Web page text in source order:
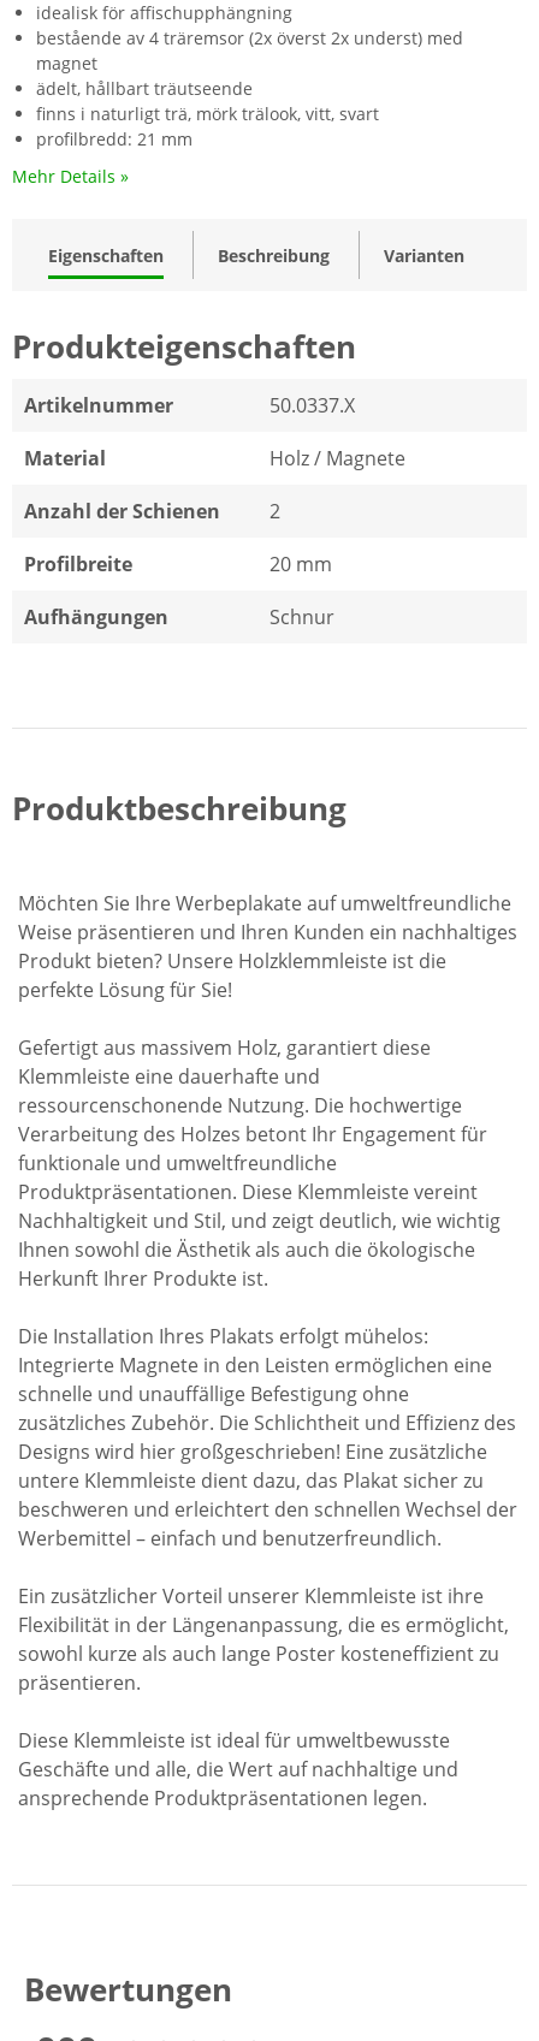
idealisk för affischupphängning
bestående av 4 träremsor (2x överst 2x underst) med
magnet
ädelt, hållbart träutseende
finns i naturligt trä, mörk trälook, vitt, svart
profilbredd: 21 mm
Mehr Details »
Eigenschaften Beschreibung Varianten
Produkteigenschaften
Artikelnummer
50.0337.X
Material
Holz / Magnete
Anzahl der Schienen
2
Profilbreite
20 mm
Aufhängungen
Schnur
Produktbeschreibung
Möchten Sie Ihre Werbeplakate auf umweltfreundliche
Weise präsentieren und Ihren Kunden ein nachhaltiges
Produkt bieten? Unsere Holzklemmleiste ist die
perfekte Lösung für Sie!
Gefertigt aus massivem Holz, garantiert diese
Klemmleiste eine dauerhafte und
ressourcenschonende Nutzung. Die hochwertige
Verarbeitung des Holzes betont Ihr Engagement für
funktionale und umweltfreundliche
Produktpräsentationen. Diese Klemmleiste vereint
Nachhaltigkeit und Stil, und zeigt deutlich, wie wichtig
Ihnen sowohl die Ästhetik als auch die ökologische
Herkunft Ihrer Produkte ist.
Die Installation Ihres Plakats erfolgt mühelos:
Integrierte Magnete in den Leisten ermöglichen eine
schnelle und unauffällige Befestigung ohne
zusätzliches Zubehör. Die Schlichtheit und Effizienz des
Designs wird hier großgeschrieben! Eine zusätzliche
untere Klemmleiste dient dazu, das Plakat sicher zu
beschweren und erleichtert den schnellen Wechsel der
Werbemittel – einfach und benutzerfreundlich.
Ein zusätzlicher Vorteil unserer Klemmleiste ist ihre
Flexibilität in der Längenanpassung, die es ermöglicht,
sowohl kurze als auch lange Poster kosteneffizient zu
präsentieren.
Diese Klemmleiste ist ideal für umweltbewusste
Geschäfte und alle, die Wert auf nachhaltige und
ansprechende Produktpräsentationen legen.
Bewertungen